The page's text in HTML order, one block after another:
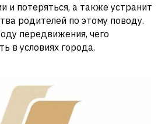
и потеряться, а также устранит
родителей по этому поводу.
передвижения, чего
в условиях города.